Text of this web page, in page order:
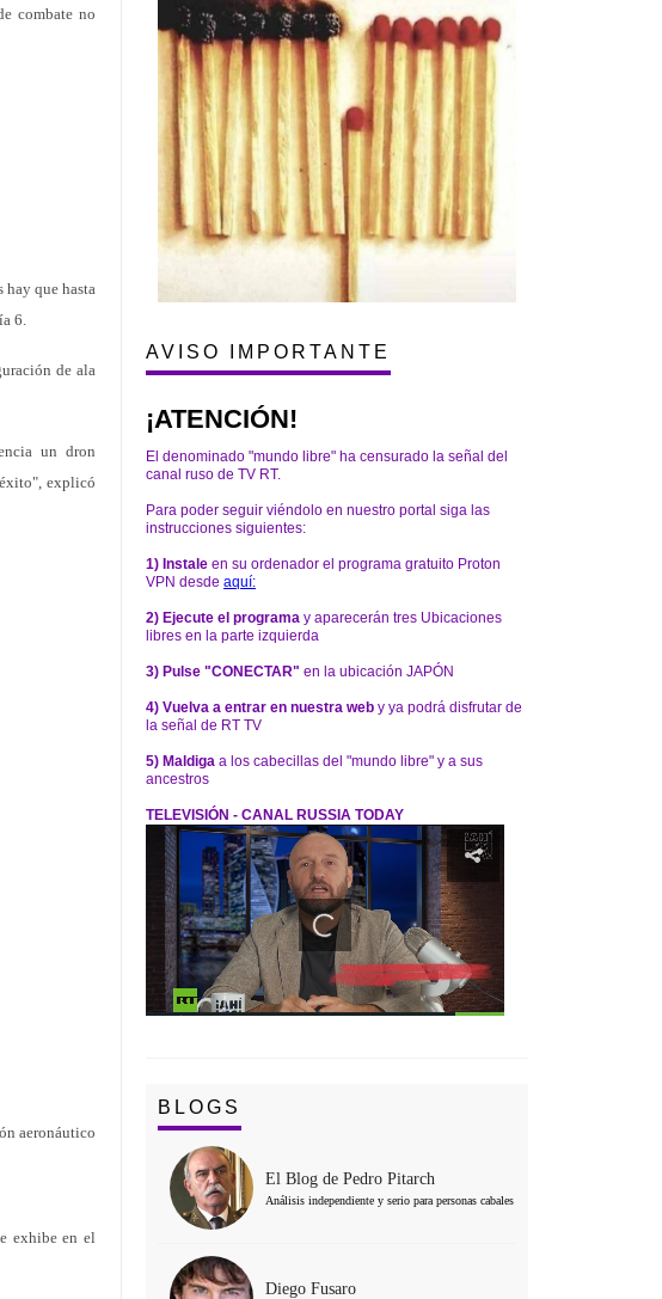
combate no
hay que hasta
6.
de ala
un dron
explicó
aeronáutico
exhibe en el
AVISO IMPORTANTE
¡ATENCIÓN!
El denominado "mundo libre" ha censurado la señal del
canal ruso de TV RT.
Para poder seguir viéndolo en nuestro portal siga las
instrucciones siguientes:
1) Instale en su ordenador el programa gratuito Proton
VPN desde aquí:
2) Ejecute el programa y aparecerán tres Ubicaciones
libres en la parte izquierda
3) Pulse "CONECTAR" en la ubicación JAPÓN
4) Vuelva a entrar en nuestra web y ya podrá disfrutar de
la señal de RT TV
5) Maldiga a los cabecillas del "mundo libre" y a sus
ancestros
TELEVISIÓN - CANAL RUSSIA TODAY
BLOGS
El Blog de Pedro Pitarch
Análisis independiente y serio para personas cabales
Diego Fusaro